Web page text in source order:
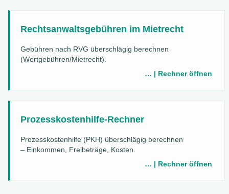
Rechtsanwaltsgebühren im Mietrecht
Gebühren nach RVG überschlägig berechnen
(Wertgebühren/Mietrecht).
… | Rechner öffnen
Prozesskostenhilfe-Rechner
Prozesskostenhilfe (PKH) überschlägig berechnen
– Einkommen, Freibeträge, Kosten.
… | Rechner öffnen